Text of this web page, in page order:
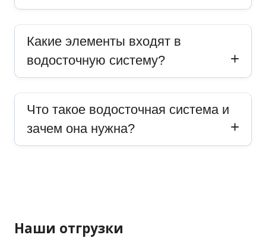
Какие элементы входят в
водосточную систему?
Что такое водосточная система и
зачем она нужна?
Наши отгрузки